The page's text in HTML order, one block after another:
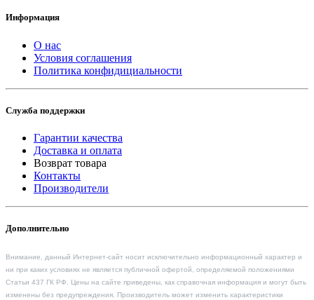
Информация
О нас
Условия соглашения
Политика конфидициальности
Служба поддержки
Гарантии качества
Доставка и оплата
Возврат товара
Контакты
Производители
Дополнительно
Внимание, данный Интернет-сайт носит исключительно информационный характер и
ни при каких условиях не является публичной офертой, определяемой положениями
Статьи 437 ГК РФ. Цены на сайте приведены, как справочная информация и могут быть
изменены без предупреждения. Производитель может изменить характеристики